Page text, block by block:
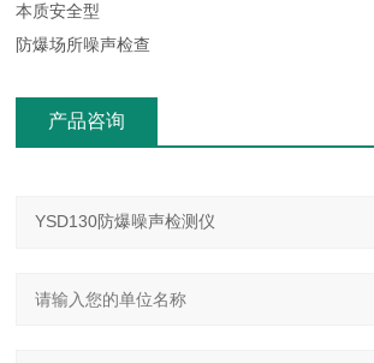
本质安全型
防爆场所噪声检查
产品咨询